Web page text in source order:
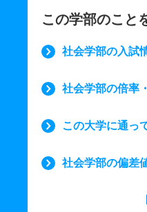
この学部のこと
社会学部の入試
社会学部の倍率
この大学に通っ
社会学部の偏差